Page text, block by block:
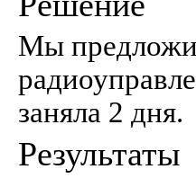
Мы
заняла 2 дня.
Результаты